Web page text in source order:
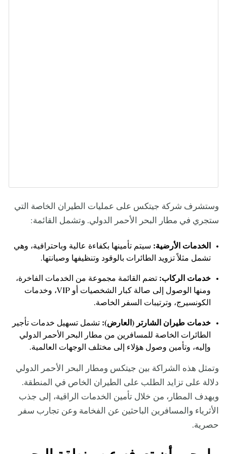
وستشرف شركة جيتكس على عمليات الطيران الخاصة التي
ستجري في مطار البحر الأحمر الدولي. وتشمل القائمة:
الخدمات الأرضية: سيتم تأمينها بكفاءة عالية وباحترافية، وهي
تشمل مثلاً تزويد الطائرات بالوقود وتنظيفها وصيانتها.
خدمات الركاب: تضم القائمة مجموعة من الخدمات الفاخرة،
ومنها الوصول إلى صالة كبار الشخصيات أو VIP، وخدمات
الكونسيرج، وترتيبات السفر الخاصة.
خدمات طيران الشارتر (العارض): تشمل تسهيل خدمات تأجير
الطائرات الخاصة للمسافرين من مطار البحر الأحمر الدولي
وإليه، وتأمين وصول هؤلاء إلى مختلف الوجهات العالمية.
وتمثل هذه الشراكة بين جيتكس ومطار البحر الأحمر الدولي
دلالة على تزايد الطلب على الطيران الخاص في المنطقة.
ويهدف المطار، من خلال تأمين الخدمات الراقية، إلى جذب
الأثرياء والمسافرين الباحثين عن الفخامة وعن تجارب سفر
حصرية.